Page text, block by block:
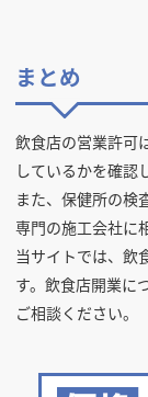
まとめ
飲食店の営業許可
しているかを確認
また、保健所の検
専門の施工会社に
当サイトでは、飲
す。飲食店開業に
ご相談ください。